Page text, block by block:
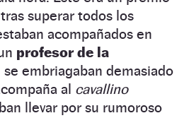
superar todos los
acompañados en
profesor de la
se embriagaban demasiado
al cavallino
llevar por su rumoroso